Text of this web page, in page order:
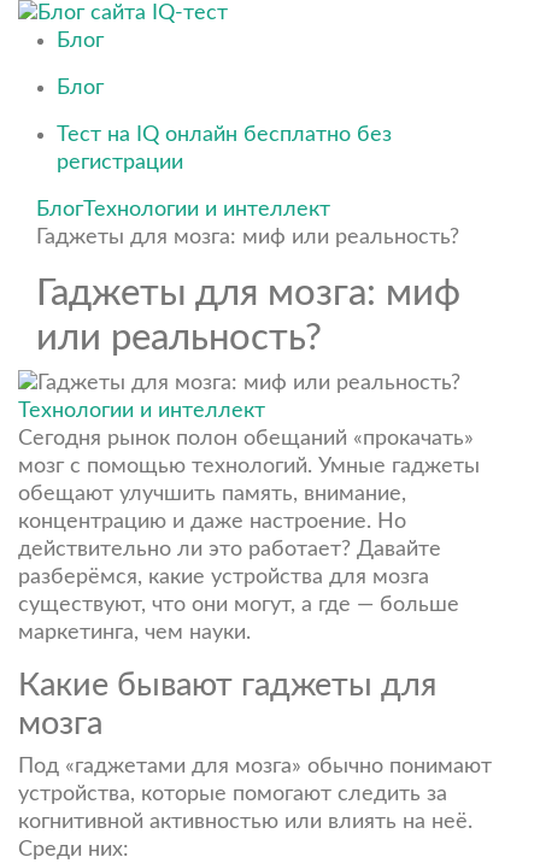
Блог
Блог
Тест на IQ онлайн бесплатно без
регистрации
БлогТехнологии и интеллект
Гаджеты для мозга: миф или реальность?
Гаджеты для мозга: миф
или реальность?
Технологии и интеллект
Сегодня рынок полон обещаний «прокачать»
мозг с помощью технологий. Умные гаджеты
обещают улучшить память, внимание,
концентрацию и даже настроение. Но
действительно ли это работает? Давайте
разберёмся, какие устройства для мозга
существуют, что они могут, а где — больше
маркетинга, чем науки.
Какие бывают гаджеты для
мозга
Под «гаджетами для мозга» обычно понимают
устройства, которые помогают следить за
когнитивной активностью или влиять на неё.
Среди них: